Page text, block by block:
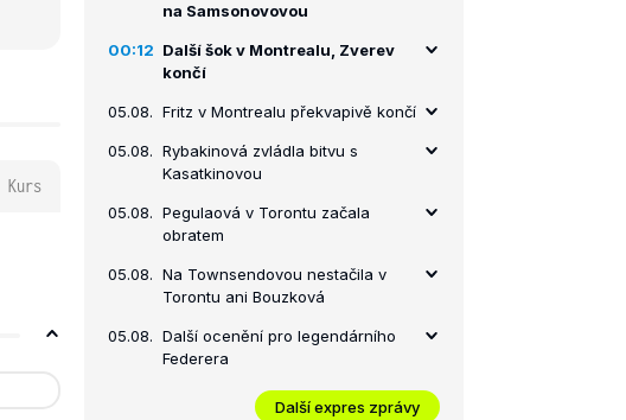
Kurs
na Samsonovovou
00:12 Další šok v Montrealu, Zverev
končí
05.08. Fritz v Montrealu překvapivě končí
05.08. Rybakinová zvládla bitvu s
Kasatkinovou
05.08. Pegulaová v Torontu začala
obratem
05.08. Na Townsendovou nestačila v
Torontu ani Bouzková
05.08. Další ocenění pro legendárního
Federera
Další expres zprávy